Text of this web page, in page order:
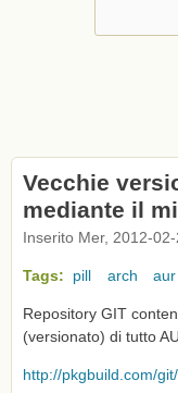
Form
Vecchie
mediante il
Inserito Mer, 2012-
Tags: pill arch aur
Repository GIT
(versionato) di tutto
http://pkgbuild.com/